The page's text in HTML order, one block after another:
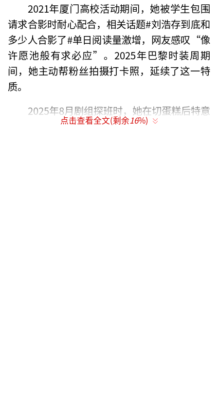
2021年厦门高校活动期间，她被学生包围
请求合影时耐心配合，相关话题#刘浩存到底和
多少人合影了#单日阅读量激增，网友感叹“像
许愿池般有求必应”。2025年巴黎时装周期
间，她主动帮粉丝拍摄打卡照，延续了这一特
质。
2025年8月剧组探班时，她在切蛋糕后特意
为每位到场粉丝涂抹奶油，并赠送饮料，现场
点击查看全文(剩余16%)